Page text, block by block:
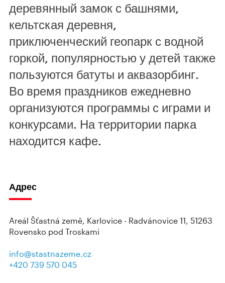
деревянный замок с башнями,
кельтская деревня,
приключенческий геопарк с водной
горкой, популярностью у детей также
пользуются батуты и аквазорбинг.
Во время праздников ежедневно
организуются программы с играми и
конкурсами. На территории парка
находится кафе.
Адрес
Areál Šťastná země, Karlovice - Radvánovice 11, 51263
Rovensko pod Troskami
info@stastnazeme.cz
+420 739 570 045